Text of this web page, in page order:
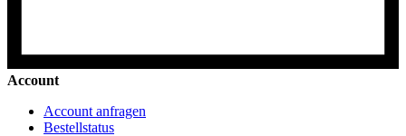
Account
Account anfragen
Bestellstatus